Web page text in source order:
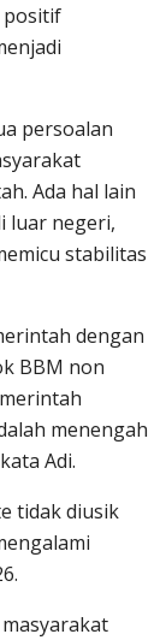
positif
persoalan
Ada hal lain
luar negeri,
stabilitas
dengan
BBM non
menengah
Adi.
tidak diusik